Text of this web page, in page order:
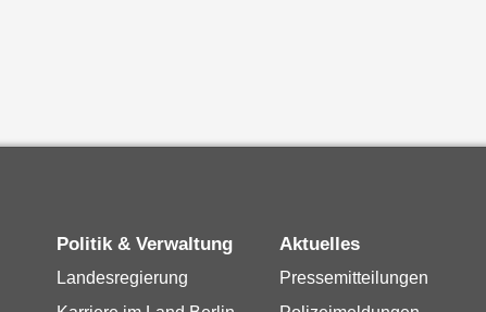
Politik & Verwaltung
Landesregierung
Aktuelles
Pressemitteilungen